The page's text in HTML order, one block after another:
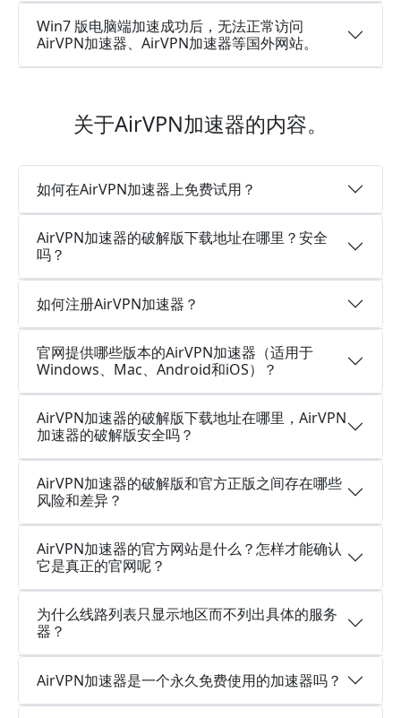
Win7 版电脑端加速成功后，无法正常访问
AirVPN加速器、AirVPN加速器等国外网站。
关于AirVPN加速器的内容。
如何在AirVPN加速器上免费试用？
AirVPN加速器的破解版下载地址在哪里？安全
吗？
如何注册AirVPN加速器？
官网提供哪些版本的AirVPN加速器（适用于
Windows、Mac、Android和iOS）？
AirVPN加速器的破解版下载地址在哪里，AirVPN
加速器的破解版安全吗？
AirVPN加速器的破解版和官方正版之间存在哪些
风险和差异？
AirVPN加速器的官方网站是什么？怎样才能确认
它是真正的官网呢？
为什么线路列表只显示地区而不列出具体的服务
器？
AirVPN加速器是一个永久免费使用的加速器吗？